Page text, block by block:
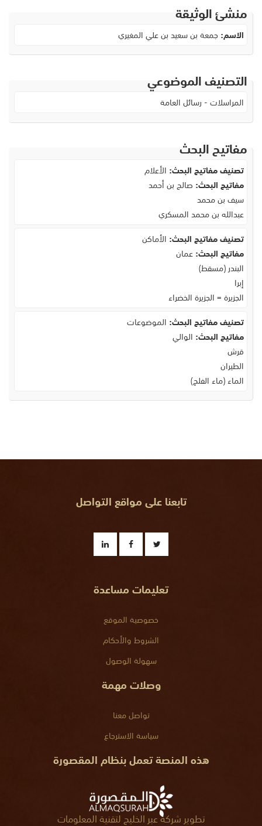
منشئ الوثيقة
الاسم: جمعة بن سعيد بن علي المغيري
التصنيف الموضوعي
المراسلات - رسائل العامة
مفاتيح البحث
تصنيف مفاتيح البحث: الأعلام
مفاتيح البحث: صالح بن أحمد
سيف بن محمد
عبدالله بن محمد المسكري
تصنيف مفاتيح البحث: الأماكن
مفاتيح البحث:عمان
البندر (مسقط)
إبرا
الجزيرة = الجزيرة الخضراء
تصنيف مفاتيح البحث: الموضوعات
مفاتيح البحث: الوالي
قرش
الطيران
الماء (ماء الفلج)
تابعنا على مواقع التواصل
تعليمات مساعدة
خصوصية الموقع
الشروط والأحكام
سهولة الوصول
وصلات مهمة
تواصل معنا
سياسة الاسترجاع
هذه المنصة تعمل بنظام المقصورة
تطوير شركة عبر الخليج لتقنية المعلومات